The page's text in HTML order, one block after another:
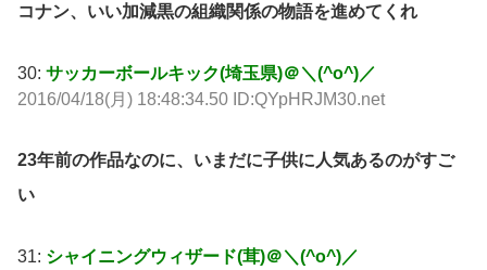
コナン、いい加減黒の組織関係の物語を進めてくれ
30: サッカーボールキック(埼玉県)＠＼(^o^)／
2016/04/18(月) 18:48:34.50 ID:QYpHRJM30.net
23年前の作品なのに、いまだに子供に人気あるのがすご
い
31: シャイニングウィザード(茸)＠＼(^o^)／